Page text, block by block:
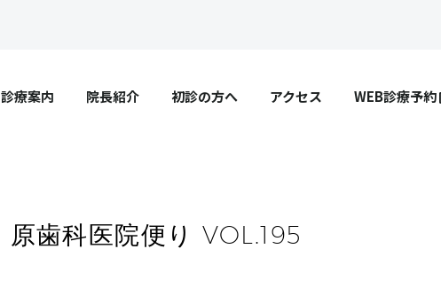
診療案内 院長紹介 初診の方へ アクセス WEB診療予約
原歯科医院便り VOL.195